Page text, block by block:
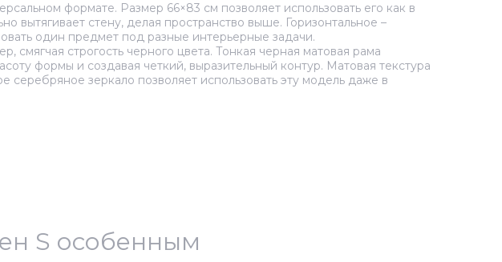
формате. Размер 66×83 см позволяет использовать его как в
вытягивает стену, делая пространство выше. Горизонтальное –
один предмет под разные интерьерные задачи.
строгость черного цвета. Тонкая черная матовая рама
формы и создавая четкий, выразительный контур. Матовая текстура
зеркало позволяет использовать эту модель даже в
S особенным